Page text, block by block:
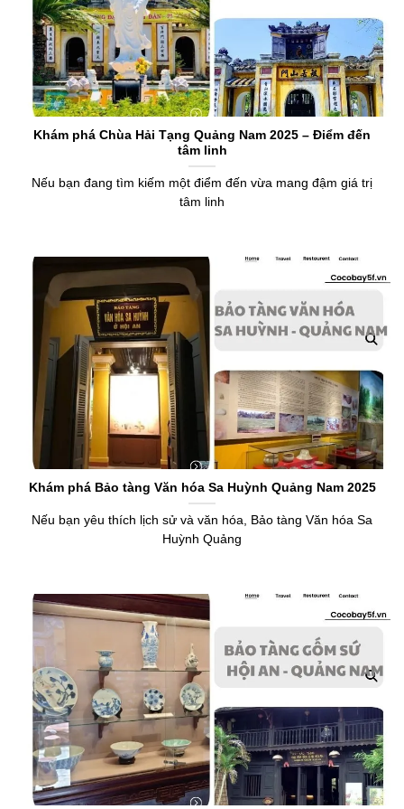
Khám phá Chùa Hải Tạng Quảng Nam 2025 – Điểm đến
tâm linh
Nếu bạn đang tìm kiếm một điểm đến vừa mang đậm giá trị
tâm linh
Khám phá Bảo tàng Văn hóa Sa Huỳnh Quảng Nam 2025
Nếu bạn yêu thích lịch sử và văn hóa, Bảo tàng Văn hóa Sa
Huỳnh Quảng